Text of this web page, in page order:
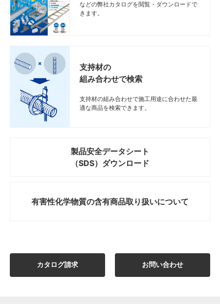
などの弊社カタログを閲覧・ダウンロードで
きます。
支持材の
組み合わせで検索
支持材の組み合わせで施工用途に合わせた最
適な商品を検索できます。
製品安全データシート
（SDS）ダウンロード
有害性化学物質の含有商品取り扱いについて
カタログ請求 お問い合わせ